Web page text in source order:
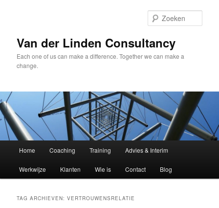
inhoud
inhoudVan der Linden Consultancy
Each one of us can make a difference. Together we can make a
change.
Home Coaching Training Advies & Interim
Werkwijze Klanten Wie is Contact Blog
TAG ARCHIEVEN:VERTROUWENSRELATIE